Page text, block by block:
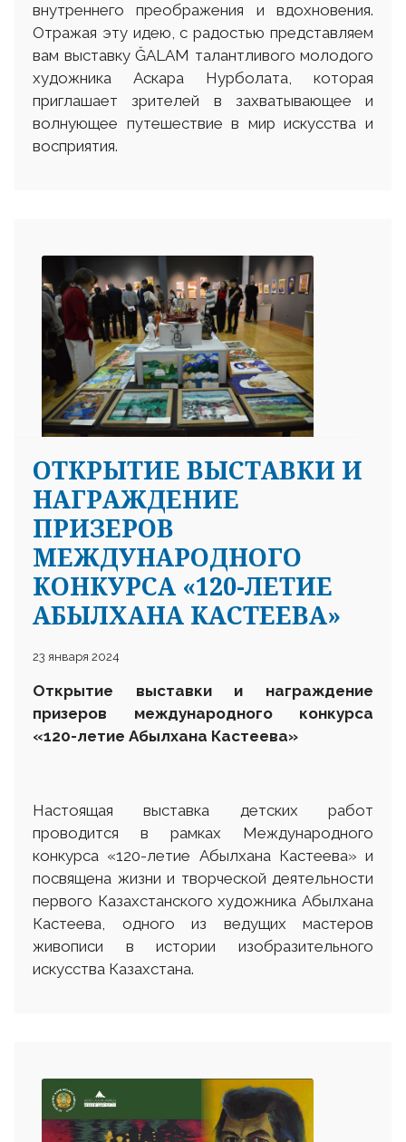
внутреннего преображения и вдохновения.
Отражая эту идею, с радостью представляем
вам выставку ĞALAM талантливого молодого
художника Аскара Нурболата, которая
приглашает зрителей в захватывающее и
волнующее путешествие в мир искусства и
восприятия.
ОТКРЫТИЕ ВЫСТАВКИ И
НАГРАЖДЕНИЕ
ПРИЗЕРОВ
МЕЖДУНАРОДНОГО
КОНКУРСА «120-ЛЕТИЕ
АБЫЛХАНА КАСТЕЕВА»
23 января 2024
Открытие выставки и награждение
призеров международного конкурса
«120-летие Абылхана Кастеева»
Настоящая выставка детских работ
проводится в рамках Международного
конкурса «120-летие Абылхана Кастеева» и
посвящена жизни и творческой деятельности
первого Казахстанского художника Абылхана
Кастеева, одного из ведущих мастеров
живописи в истории изобразительного
искусства Казахстана.